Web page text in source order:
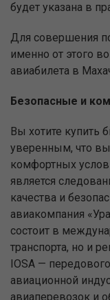
будет указана в
Для совершения
именно от этого
авиабилета в
Безопасные и
Вы хотите купить
уверенным, что
комфортных
является
качества и
авиакомпания
состоит в
транспорта, но и
IOSA —
авиационной
авиаперевозок и